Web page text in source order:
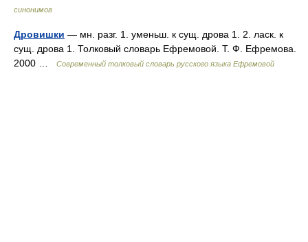
синонимов
Дровишки — мн. разг. 1. уменьш. к сущ. дрова 1. 2. ласк. к
сущ. дрова 1. Толковый словарь Ефремовой. Т. Ф. Ефремова.
2000 …
Современный толковый словарь русского языка Ефремовой